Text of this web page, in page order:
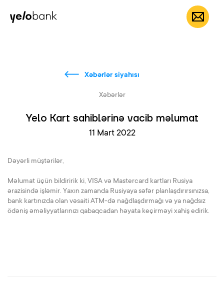
Fərdi Biznes AZ
Xəbərlər siyahısı
Xəbərlər
Yelo Kart sahiblərinə vacib məlumat
11 Mart 2022
Dəyərli müştərilər,
Məlumat üçün bildiririk ki, VISA və Mastercard kartları Rusiya
ərazisində işləmir. Yaxın zamanda Rusiyaya səfər planlaşdırırsınızsa,
bank kartınızda olan vəsaiti ATM-də nağdlaşdırmağı və ya nağdsız
ödəniş əməliyyatlarınızı qabaqcadan həyata keçirməyi xahiş edirik.